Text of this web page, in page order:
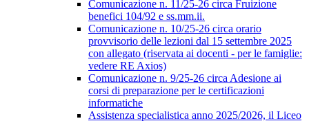
Comunicazione n. 11/25-26 circa Fruizione
benefici 104/92 e ss.mm.ii.
Comunicazione n. 10/25-26 circa orario
provvisorio delle lezioni dal 15 settembre 2025
con allegato (riservata ai docenti - per le famiglie:
vedere RE Axios)
Comunicazione n. 9/25-26 circa Adesione ai
corsi di preparazione per le certificazioni
informatiche
Assistenza specialistica anno 2025/2026, il Liceo